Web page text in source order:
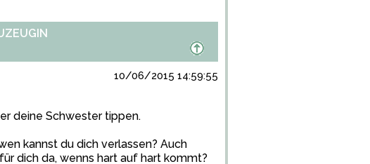
10/06/2015 14:59:55
deine Schwester tippen.
kannst du dich verlassen? Auch
dich da, wenns hart auf hart kommt?